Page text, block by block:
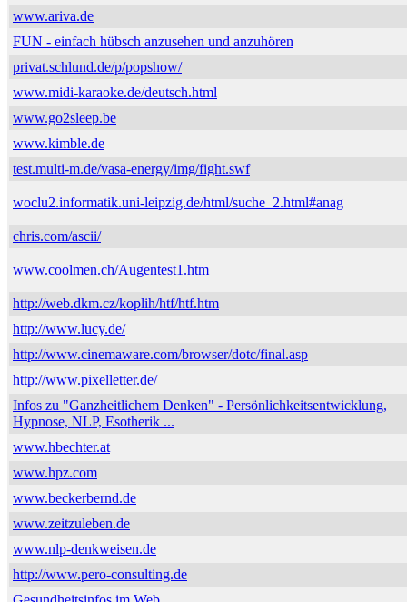
www.ariva.de
FUN - einfach hübsch anzusehen und anzuhören
privat.schlund.de/p/popshow/
www.midi-karaoke.de/deutsch.html
www.go2sleep.be
www.kimble.de
test.multi-m.de/vasa-energy/img/fight.swf
woclu2.informatik.uni-leipzig.de/html/suche_2.html#anag
chris.com/ascii/
www.coolmen.ch/Augentest1.htm
http://web.dkm.cz/koplih/htf/htf.htm
http://www.lucy.de/
http://www.cinemaware.com/browser/dotc/final.asp
http://www.pixelletter.de/
Infos zu "Ganzheitlichem Denken" - Persönlichkeitsentwicklung,
Hypnose, NLP, Esotherik ...
www.hbechter.at
www.hpz.com
www.beckerbernd.de
www.zeitzuleben.de
www.nlp-denkweisen.de
http://www.pero-consulting.de